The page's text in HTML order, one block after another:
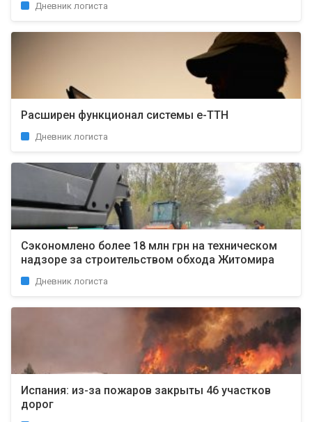
Дневник логиста
Расширен функционал системы е-ТТН
Дневник логиста
Сэкономлено более 18 млн грн на техническом
надзоре за строительством обхода Житомира
Дневник логиста
Испания: из-за пожаров закрыты 46 участков
дорог